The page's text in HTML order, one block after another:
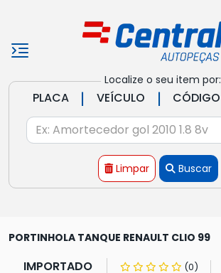
Localize o seu item por:
PLACA | VEÍCULO | CÓDIGO
Limpar Buscar
PORTINHOLA TANQUE RENAULT CLIO 99
IMPORTADO (0)